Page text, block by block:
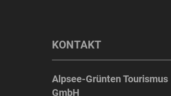
KONTAKT
Alpsee-Grünten Tourismus
GmbH